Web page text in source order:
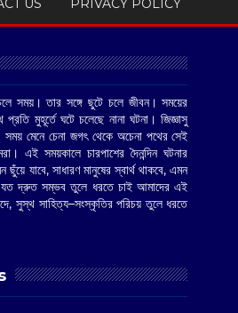
US PRIVACY POLICY
সময়। তার সঙ্গে ছুটে চলে জীবন। সময়ের
মুহূর্তে ঘটে চলেছে নানা ঘটনা। জিজ্ঞাসু
মেনে চেনা জগৎ থেকে অচেনা পথের সেই
এই সময়কালে চারপাশের দৈনন্দিন ঘটনার
যাবে, সাধারণ মানুষের স্বার্থ থাকবে, এমন
দ্রুত সম্ভব তুলে ধরতে চাই আমাদের এই
সুস্থ সাহিত্য–সংস্কৃতির পরিচয় তুলে ধরতে